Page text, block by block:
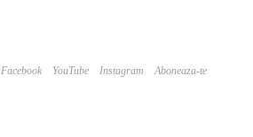
Facebook YouTube Instagram Aboneaza-te